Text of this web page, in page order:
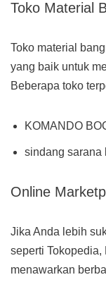
Toko Material
Toko material
yang baik untuk
Beberapa toko
KOMANDO
sindang sarana
Online
Jika Anda lebih
seperti
menawarkan